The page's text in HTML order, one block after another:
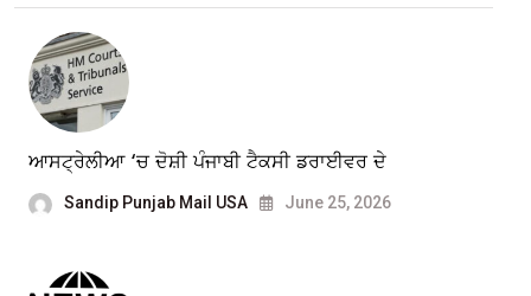
ਆਸਟ੍ਰੇਲੀਆ ‘ਚ ਦੋਸ਼ੀ ਪੰਜਾਬੀ ਟੈਕਸੀ ਡਰਾਈਵਰ ਦੇ
Sandip Punjab Mail USA June 25, 2026